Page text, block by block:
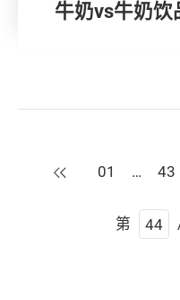
牛奶vs牛奶饮
上一页
01 … 43
第